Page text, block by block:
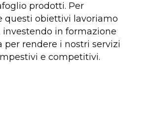
prodotti. Per
questi obiettivi lavoriamo
investendo in formazione
per rendere i nostri servizi
e competitivi.